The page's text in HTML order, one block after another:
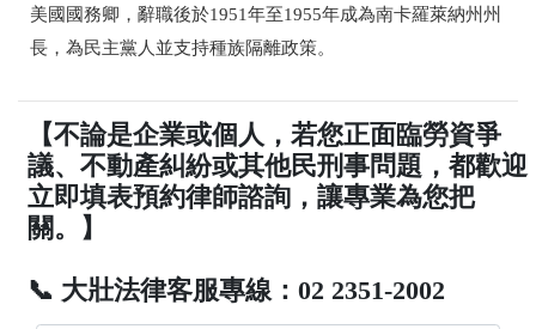
美國國務卿，辭職後於1951年至1955年成為南卡羅萊納州州
長，為民主黨人並支持種族隔離政策。
【不論是企業或個人，若您正面臨勞資爭
議、不動產糾紛或其他民刑事問題，都歡迎
立即填表預約律師諮詢，讓專業為您把
關。】
📞 大壯法律客服專線：02 2351-2002